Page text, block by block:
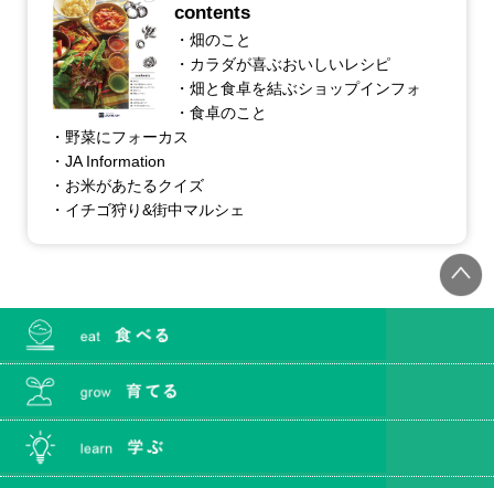
contents
・畑のこと
・カラダが喜ぶおいしいレシピ
・畑と食卓を結ぶショップインフォ
・食卓のこと
・野菜にフォーカス
・JA Information
・お米があたるクイズ
・イチゴ狩り&街中マルシェ